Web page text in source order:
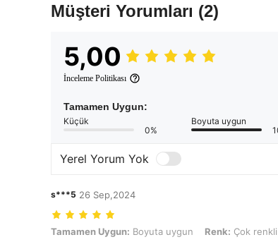
Müşteri Yorumları (2)
5,00
İnceleme Politikası
Tamamen Uygun:
Küçük
0%
Boyuta uygun
Yerel Yorum Yok
s***5 26 Sep,2024
Tamamen Uygun: Boyuta uygun, Renk: Çok renkli, Boyut:
Tamamen Uygun: Boyuta uygun Renk: Çok renkli